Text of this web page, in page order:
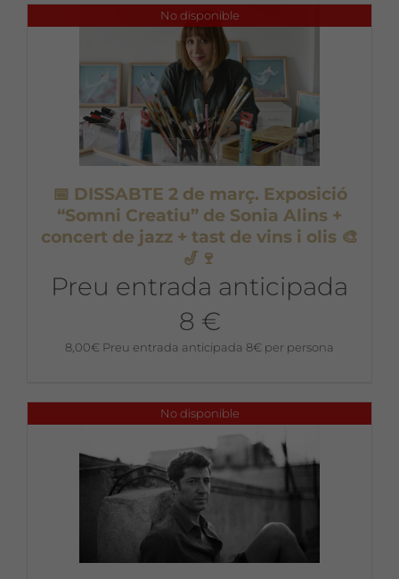
No disponible
📅 DISSABTE 2 de març. Exposició
“Somni Creatiu” de Sonia Alins +
concert de jazz + tast de vins i olis 🎨
🎷🍷
Preu entrada anticipada
8 €
8,00€ Preu entrada anticipada 8€ per persona
No disponible